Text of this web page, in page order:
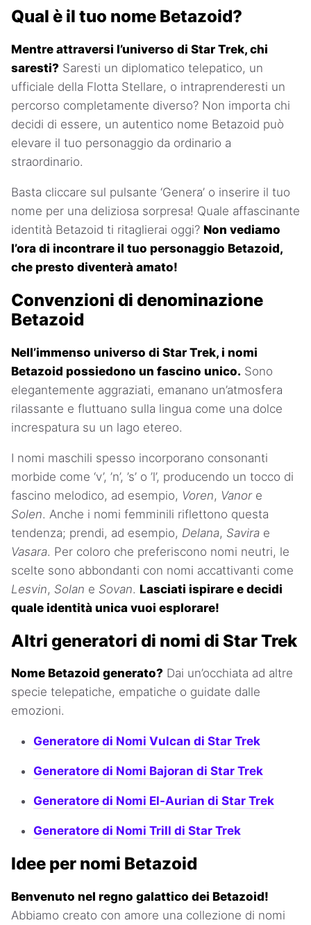
Qual è il tuo nome Betazoid?
Mentre attraversi l’universo di Star Trek, chi
saresti? Saresti un diplomatico telepatico, un
ufficiale della Flotta Stellare, o intraprenderesti un
percorso completamente diverso? Non importa chi
decidi di essere, un autentico nome Betazoid può
elevare il tuo personaggio da ordinario a
straordinario.
Basta cliccare sul pulsante ‘Genera’ o inserire il tuo
nome per una deliziosa sorpresa! Quale affascinante
identità Betazoid ti ritaglierai oggi? Non vediamo
l’ora di incontrare il tuo personaggio Betazoid,
che presto diventerà amato!
Convenzioni di denominazione
Betazoid
Nell’immenso universo di Star Trek, i nomi
Betazoid possiedono un fascino unico. Sono
elegantemente aggraziati, emanano un’atmosfera
rilassante e fluttuano sulla lingua come una dolce
increspatura su un lago etereo.
I nomi maschili spesso incorporano consonanti
morbide come ‘v’, ’n’, ’s’ o ’l’, producendo un tocco di
fascino melodico, ad esempio, Voren, Vanore
Solen. Anche i nomi femminili riflettono questa
tendenza; prendi, ad esempio, Delana, Savira e
Vasara. Per coloro che preferiscono nomi neutri, le
scelte sono abbondanti con nomi accattivanti come
Lesvin, Solan e Sovan. Lasciati ispirare e decidi
quale identità unica vuoi esplorare!
Altri generatori di nomi di Star Trek
Nome Betazoid generato? Dai un’occhiata ad altre
specie telepatiche, empatiche o guidate dalle
emozioni.
Generatore di Nomi Vulcan di Star Trek
Generatore di Nomi Bajoran di Star Trek
Generatore di Nomi El-Aurian di Star Trek
Generatore di Nomi Trill di Star Trek
Idee per nomi Betazoid
Benvenuto nel regno galattico dei Betazoid!
Abbiamo creato con amore una collezione di nomi